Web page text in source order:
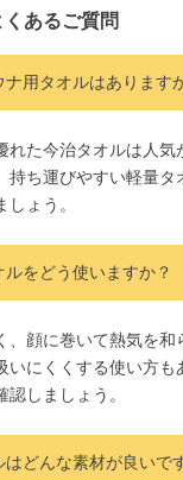
あるご質問
用タオルはあります
れた今治タオルは人気
持ち運びやすい軽量
ょう。
をどう使いますか？
、顔に巻いて熱気を和
いにくくする使い方も
しましょう。
どんな素材が良いで